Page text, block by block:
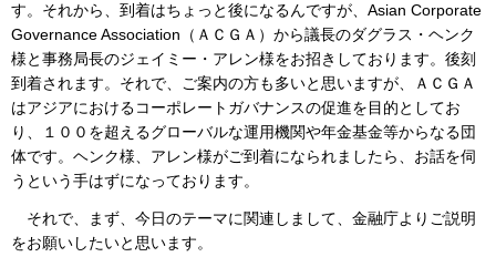
す。それから、到着はちょっと後になるんですが、Asian Corporate
Governance Association（ＡＣＧＡ）から議長のダグラス・ヘンク
様と事務局長のジェイミー・アレン様をお招きしております。後刻
到着されます。それで、ご案内の方も多いと思いますが、ＡＣＧＡ
はアジアにおけるコーポレートガバナンスの促進を目的としてお
り、１００を超えるグローバルな運用機関や年金基金等からなる団
体です。ヘンク様、アレン様がご到着になられましたら、お話を伺
うという手はずになっております。
それで、まず、今日のテーマに関連しまして、金融庁よりご説明
をお願いしたいと思います。